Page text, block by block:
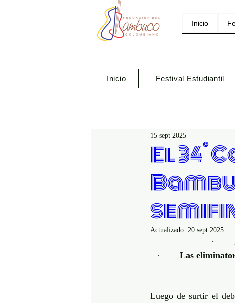
Inicio
El 34°
15 sept 2025
Actualizado: 20 sept 2025
·
· Las
Luego de surtir el
Inicio Festival Estudiantil